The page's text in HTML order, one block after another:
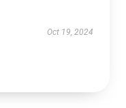
Oct 19, 2024